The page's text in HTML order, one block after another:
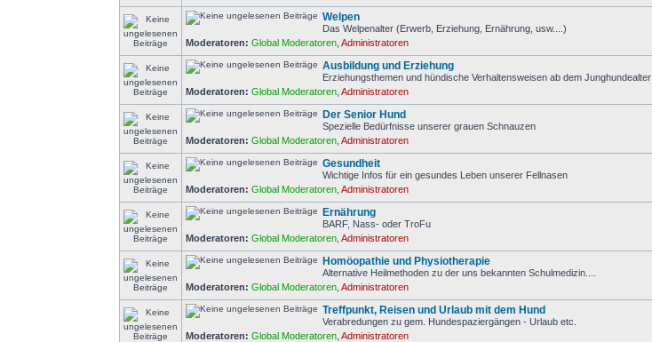
Welpen
Das Welpenalter (Erwerb, Erziehung, Ernährung, usw....)
Moderatoren: Global Moderatoren ,Administratoren
Ausbildung und Erziehung
Erziehungsthemen und hündische Verhaltensweisen ab dem Junghundealter
Moderatoren: Global Moderatoren ,Administratoren
Der Senior Hund
Spezielle Bedürfnisse unserer grauen Schnauzen
Moderatoren: Global Moderatoren ,Administratoren
Gesundheit
Wichtige Infos für ein gesundes Leben unserer Fellnasen
Moderatoren: Global Moderatoren ,Administratoren
Ernährung
BARF, Nass- oder TroFu
Moderatoren: Global Moderatoren ,Administratoren
Homöopathie und Physiotherapie
Alternative Heilmethoden zu der uns bekannten Schulmedizin....
Moderatoren: Global Moderatoren ,Administratoren
Treffpunkt, Reisen und Urlaub mit dem Hund
Verabredungen zu gem. Hundespaziergängen - Urlaub etc.
Moderatoren: Global Moderatoren ,Administratoren